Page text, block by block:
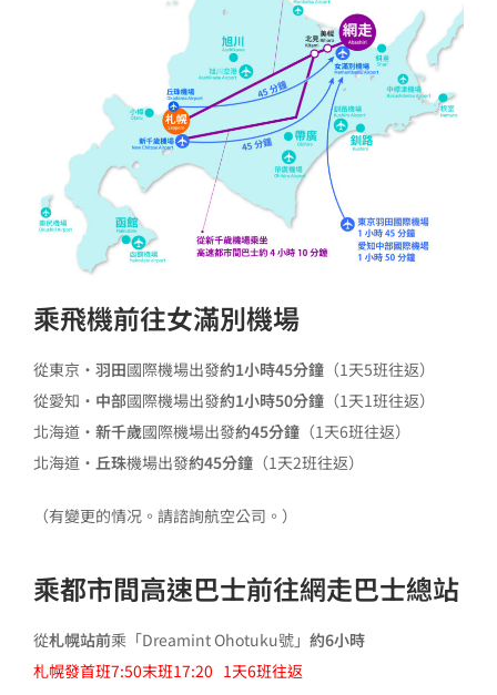
乘飛機前往女滿別機場
從東京・ 羽田國際機場出發約1小時45分鐘 （1天5班往返）
從愛知・ 中部國際機場出發約1小時50分鐘 （1天1班往返）
北海道・ 新千歲國際機場出發約45分鐘 （1天6班往返）
北海道· 丘珠機場出發約45分鐘 （1天2班往返）
（有變更的情况。請諮詢航空公司。）
乘都市間高速巴士前往網走巴士總站
從札幌站前乘「Dreamint Ohotuku號」 約6小時
札幌發首班7:50末班17:20 1天6班往返